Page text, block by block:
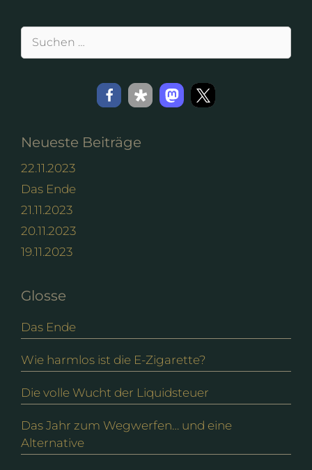
Suchen
Neueste Beiträge
22.11.2023
Das Ende
21.11.2023
20.11.2023
19.11.2023
Glosse
Das Ende
Wie harmlos ist die E-Zigarette?
Die volle Wucht der Liquidsteuer
Das Jahr zum Wegwerfen… und eine
Alternative